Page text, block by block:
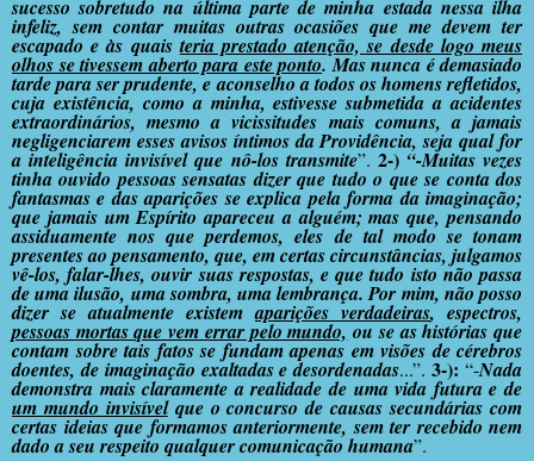
sucesso sobretudo na última parte de minha estada nessa ilha
infeliz, sem contar muitas outras ocasiões que me devem ter
escapado e às quaisteria prestado atenção, se desde logo meus
olhos se tivessem aberto para este ponto. Mas nunca é demasiado
tarde para ser prudente, e aconselho a todos os homens refletidos,
cuja existência, como a minha, estivesse submetida a acidentes
extraordinários, mesmo a vicissitudes mais comuns, a jamais
negligenciarem esses avisos íntimos da Providência, seja qual for
a inteligência invisível que nô-los transmite”. 2-) “-Muitas vezes
tinha ouvido pessoas sensatas dizer que tudo o que se conta dos
fantasmas e das aparições se explica pela forma da imaginação;
que jamais um Espírito apareceu a alguém; mas que, pensando
assiduamente nos que perdemos, eles de tal modo se tonam
presentes ao pensamento, que, em certas circunstâncias, julgamos
vê-los, falar-lhes, ouvir suas respostas, e que tudo isto não passa
de uma ilusão, uma sombra, uma lembrança. Por mim, não posso
dizer se atualmente existemaparições verdadeiras, espectros,
pessoas mortas que vem errar pelo mundo, ou se as histórias que
contam sobre tais fatos se fundam apenas em visões de cérebros
doentes, de imaginação exaltadas e desordenadas...”.3-): “-Nada
demonstra mais claramente a realidade de uma vida futura e de
um mundo invisívelque o concurso de causas secundárias com
certas ideias que formamos anteriormente, sem ter recebido nem
dado a seu respeito qualquer comunicação humana”.